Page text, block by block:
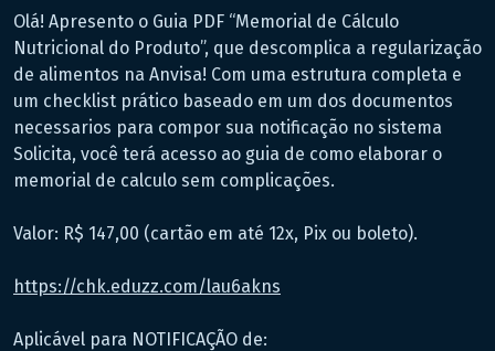
Olá! Apresento o Guia PDF “Memorial de Cálculo
Nutricional do Produto”, que descomplica a regularização
de alimentos na Anvisa! Com uma estrutura completa e
um checklist prático baseado em um dos documentos
necessarios para compor sua notificação no sistema
Solicita, você terá acesso ao guia de como elaborar o
memorial de calculo sem complicações.
Valor: R$ 147,00 (cartão em até 12x, Pix ou boleto).
https://chk.eduzz.com/lau6akns
Aplicável para NOTIFICAÇÃO de: